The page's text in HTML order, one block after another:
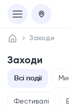
Заходи
Заходи
Всі події
Фестивалі